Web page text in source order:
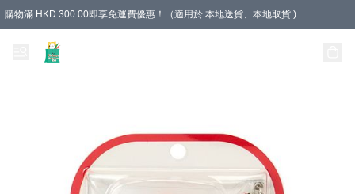
購物滿 HKD 300.00即享免運費優惠！（適用於 本地送貨、本地取貨 )